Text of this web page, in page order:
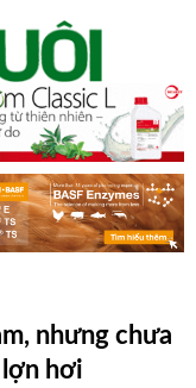
nhưng chưa
hơi